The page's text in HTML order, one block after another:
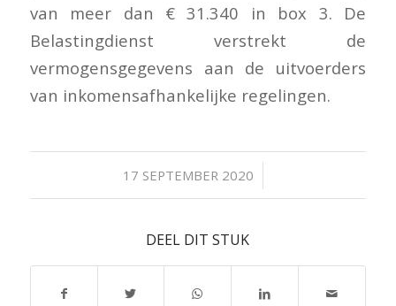
van meer dan € 31.340 in box 3. De
Belastingdienst verstrekt de
vermogensgegevens aan de uitvoerders
van inkomensafhankelijke regelingen.
17 SEPTEMBER 2020
/
DEEL DIT STUK